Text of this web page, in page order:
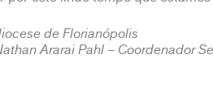
de Florianópolis
Ararai Pahl – Coordenador